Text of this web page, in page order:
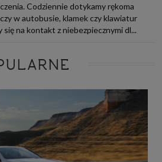
Codziennie dotykamy rękoma
w autobusie, klamek czy klawiatur
na kontakt z niebezpiecznymi dl...